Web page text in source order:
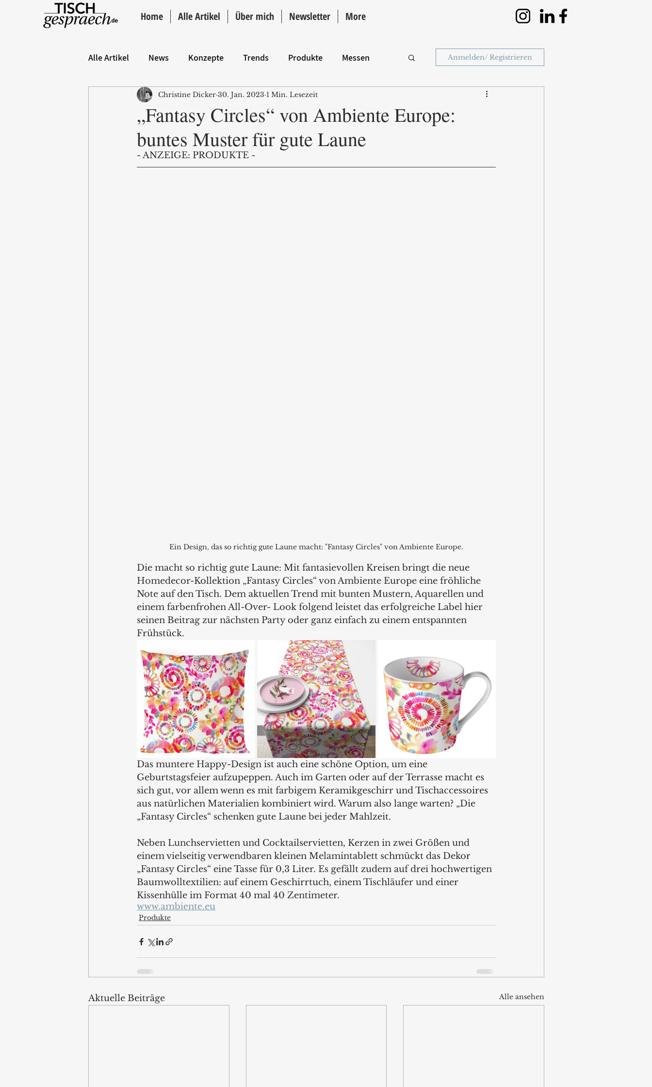
Home Alle Artikel Über mich Newsletter More
Alle Artikel News Konzepte Trends Produkte Messen
Hintergrund ANZEIGE Intro
Anmelden/ Registrieren
„Fantasy Circles“ von Ambiente Europe:
buntes Muster für gute Laune
Christine Dicker 30. Jan. 2023 1 Min. Lesezeit
- ANZEIGE: PRODUKTE -
Ein Design, das so richtig gute Laune macht: "Fantasy Circles" von Ambiente Europe.
Die macht so richtig gute Laune: Mit fantasievollen Kreisen bringt die neue
Homedecor-Kollektion „Fantasy Circles“ von Ambiente Europe eine fröhliche
Note auf den Tisch. Dem aktuellen Trend mit bunten Mustern, Aquarellen und
einem farbenfrohen All-Over- Look folgend leistet das erfolgreiche Label hier
seinen Beitrag zur nächsten Party oder ganz einfach zu einem entspannten
Frühstück.
Das muntere Happy-Design ist auch eine schöne Option, um eine
Geburtstagsfeier aufzupeppen. Auch im Garten oder auf der Terrasse macht es
sich gut, vor allem wenn es mit farbigem Keramikgeschirr und Tischaccessoires
aus natürlichen Materialien kombiniert wird. Warum also lange warten? „Die
„Fantasy Circles“ schenken gute Laune bei jeder Mahlzeit.
Neben Lunchservietten und Cocktailservietten, Kerzen in zwei Größen und
einem vielseitig verwendbaren kleinen Melamintablett schmückt das Dekor
„Fantasy Circles“ eine Tasse für 0,3 Liter. Es gefällt zudem auf drei hochwertigen
Baumwolltextilien: auf einem Geschirrtuch, einem Tischläufer und einer
Kissenhülle im Format 40 mal 40 Zentimeter.
www.ambiente.eu
Produkte
Aktuelle Beiträge Alle ansehen